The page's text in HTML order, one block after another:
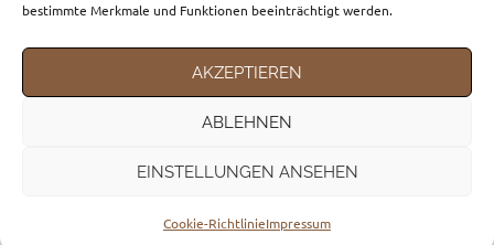
bestimmte Merkmale und Funktionen beeinträchtigt werden.
AKZEPTIEREN
ABLEHNEN
EINSTELLUNGEN ANSEHEN
Cookie-RichtlinieImpressum
Fortbewegungsmittel
Reiseziele